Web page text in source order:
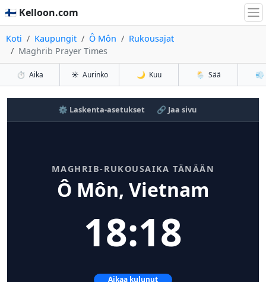
🇫🇮 Kelloon.com
Koti Kaupungit Ô Môn
Rukousajat
Maghrib Prayer Times
⏱️ Aika ☀️ Aurinko 🌙 Kuu 🌦️ Sää 💨
⚙️ Laskenta-asetukset 🔗 Jaa sivu
MAGHRIB-RUKOUSAIKA TÄNÄÄN
Ô Môn, Vietnam
18:18
Aikaa kulunut